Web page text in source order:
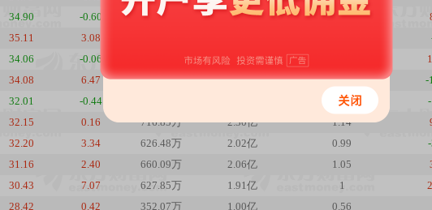
34.90 -0.60 729.71万 2.55亿 1.16
35.11 3.08
34.06 -0.06 2.19亿
34.08 6.47 510.64万 1.74亿 0.81 -
32.01 -0.44 1.11
32.15 0.16 716.85万 2.30亿 1.14
32.20 3.34 626.48万 2.02亿 0.99
31.16 2.40 660.09万 2.06亿 1.05
30.43 7.07 627.85万 1.91亿 1
28.42 0.42 352.07万 1.00亿 0.56